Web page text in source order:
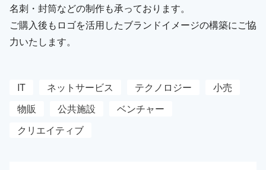
名刺・封筒などの制作も承っております。
ご購入後もロゴを活用したブランドイメージの構築にご協
力いたします。
IT ネットサービス テクノロジー
小売
物販
公共施設
ベンチャー
クリエイティブ